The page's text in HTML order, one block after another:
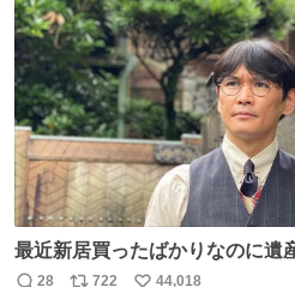
数
最近新居買ったばかりなのに遺
長男
28 722
44,018